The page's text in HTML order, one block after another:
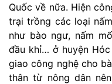
Quốc về nữa. Hiện
trại trồng các loại
như bào ngư, nấm
đầu khỉ… ở huyện
giao công nghệ cho
thân từ nông dân